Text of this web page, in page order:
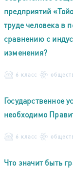
предприятий
труде человека в
сравнению с
изменения?
6 класс
Государственное
необходимо
6 класс
Что значит быть